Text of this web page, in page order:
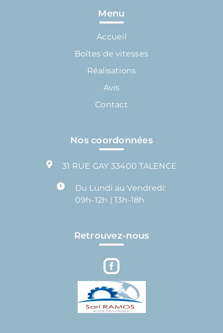
Menu
Accueil
Boîtes de vitesses
Réalisations
Avis
Contact
Nos coordonnées
31 RUE GAY 33400 TALENCE
Du Lundi au Vendredi:
09h-12h | 13h-18h
Retrouvez-nous